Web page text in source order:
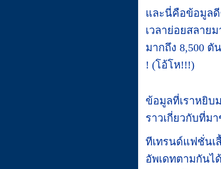
และนี่คือข้อมูลดี
เวลาย่อยสลาย
มากถึง 8,500 ตั
! (โอ้โห!!!)
ข้อมูลที่เราหยิบ
ราวเกี่ยวกับที่ม
ทีเทรนด์แฟชั่นเ
อัพเดทตามกันไ